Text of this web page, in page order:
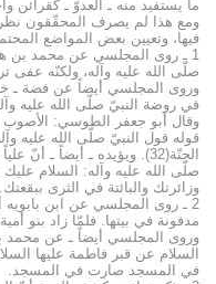
ما يستفيد منه ـ العدوّ ـ كقرائن
ومع هذا لم يصرف المحقّقون
فيها، وتعيين بعض المواضع
1 ـ روى المجلسي عن محمد بن
صلّى الله عليه وآله، ولكنّه عفى
وروى المجلسي أيضاً عن فضة ـ
في روضة النبيّ صلّى الله عليه
وقال أبو جعفر الطوسي: الأصوب
قوله قول النبيّ صلّى الله عليه
الجنّة(32). ويؤيده ـ أيضاً ـ
صلّى الله عليه وآله: السلام
وزائرتك والبائتة في الثرى ببقعتك.
2 ـ روى المجلسي عن ابن
مدفونة في بيتها. فلمّا زاد بنو
وروى المجلسي أيضاً ـ عن محمد
السلام عن قبر فاطمة عليها
في المسجد صارت في المسجد.